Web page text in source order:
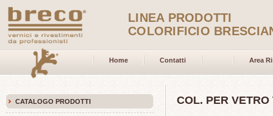
LINEA PRODOTTI
COLORIFICIO
Home Contatti Area
CATALOGO PRODOTTI COL. PER VETRO